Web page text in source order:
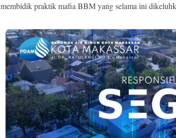
membidik praktik mafia BBM yang selama ini